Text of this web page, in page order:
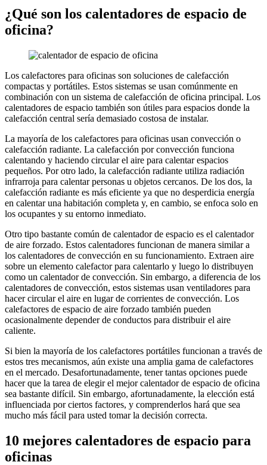
¿Qué son los calentadores de espacio de
oficina?
Los calefactores para oficinas son soluciones de calefacción
compactas y portátiles. Estos sistemas se usan comúnmente en
combinación con un sistema de calefacción de oficina principal. Los
calentadores de espacio también son útiles para espacios donde la
calefacción central sería demasiado costosa de instalar.
La mayoría de los calefactores para oficinas usan convección o
calefacción radiante. La calefacción por convección funciona
calentando y haciendo circular el aire para calentar espacios
pequeños. Por otro lado, la calefacción radiante utiliza radiación
infrarroja para calentar personas u objetos cercanos. De los dos, la
calefacción radiante es más eficiente ya que no desperdicia energía
en calentar una habitación completa y, en cambio, se enfoca solo en
los ocupantes y su entorno inmediato.
Otro tipo bastante común de calentador de espacio es el calentador
de aire forzado. Estos calentadores funcionan de manera similar a
los calentadores de convección en su funcionamiento. Extraen aire
sobre un elemento calefactor para calentarlo y luego lo distribuyen
como un calentador de convección. Sin embargo, a diferencia de los
calentadores de convección, estos sistemas usan ventiladores para
hacer circular el aire en lugar de corrientes de convección. Los
calefactores de espacio de aire forzado también pueden
ocasionalmente depender de conductos para distribuir el aire
caliente.
Si bien la mayoría de los calefactores portátiles funcionan a través de
estos tres mecanismos, aún existe una amplia gama de calefactores
en el mercado. Desafortunadamente, tener tantas opciones puede
hacer que la tarea de elegir el mejor calentador de espacio de oficina
sea bastante difícil. Sin embargo, afortunadamente, la elección está
influenciada por ciertos factores, y comprenderlos hará que sea
mucho más fácil para usted tomar la decisión correcta.
10 mejores calentadores de espacio para
oficinas